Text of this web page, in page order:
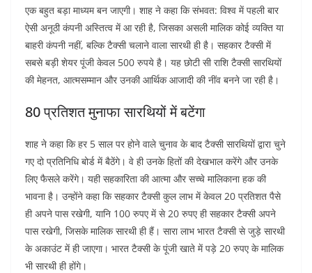
एक बहुत बड़ा माध्यम बन जाएगी। शाह ने कहा कि संभवत: विश्व में पहली बार
ऐसी अनूठी कंपनी अस्तित्व में आ रही है, जिसका असली मालिक कोई व्यक्ति या
बाहरी कंपनी नहीं, बल्कि टैक्सी चलाने वाला सारथी ही है। सहकार टैक्सी में
सबसे बड़ी शेयर पूंजी केवल 500 रुपये है। यह छोटी सी राशि टैक्सी सारथियों
की मेहनत, आत्मसम्मान और उनकी आर्थिक आजादी की नींव बनने जा रही है।
80 प्रतिशत मुनाफा सारथियों में बटेंगा
शाह ने कहा कि हर 5 साल पर होने वाले चुनाव के बाद टैक्सी सारथियों द्वारा चुने
गए दो प्रतिनिधि बोर्ड में बैठेंगे। वे ही उनके हितों की देखभाल करेंगे और उनके
लिए फैसले करेंगे। यही सहकारिता की आत्मा और सच्चे मालिकाना हक की
भावना है। उन्होंने कहा कि सहकार टैक्सी कुल लाभ में केवल 20 प्रतिशत पैसे
ही अपने पास रखेगी, यानि 100 रुपए में से 20 रुपए ही सहकार टैक्सी अपने
पास रखेगी, जिसके मालिक सारथी ही हैं। सारा लाभ भारत टैक्सी से जुड़े सारथी
के अकाउंट में ही जाएगा। भारत टैक्सी के पूंजी खाते में पड़े 20 रुपए के मालिक
भी सारथी ही होंगे।